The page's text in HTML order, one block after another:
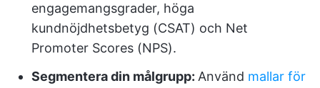
engagemangsgrader, höga
kundnöjdhetsbetyg (CSAT) och Net
Promoter Scores (NPS).
Segmentera din målgrupp: Använd mallar för